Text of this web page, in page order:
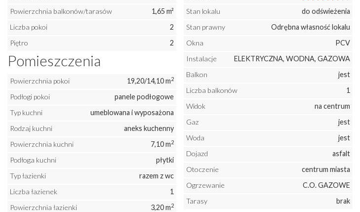
Powierzchnia balkonów/tarasów
1,65 m²
Liczba pokoi
2
Piętro
2
Stan lokalu
do odświeżenia
Stan prawny
Odrębna własność lokalu
Okna
PCV
Instalacje
ELEKTRYCZNA, WODNA, GAZOWA
Balkon
jest
Liczba balkonów
1
Widok
na centrum
Gaz
jest
Woda
jest
Dojazd
asfalt
Otoczenie
centrum miasta
Ogrzewanie
C.O. GAZOWE
Tarasy
brak
Pomieszczenia
Powierzchnia pokoi 19,20/14,10 m2
Podłogi pokoi
panele podłogowe
Typ kuchni
umeblowana i wyposażona
Rodzaj kuchni
aneks kuchenny
Powierzchnia kuchni
7,10 m2
Podłoga kuchni
płytki
Typ łazienki
razem z wc
Liczba łazienek
1
Powierzchnia łazienki
3,20 m2